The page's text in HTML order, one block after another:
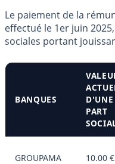
Le paiement de la
effectué le 1er juin
sociales portant
BANQUES
D'UNE
PART
GROUPAMA 10.00 €